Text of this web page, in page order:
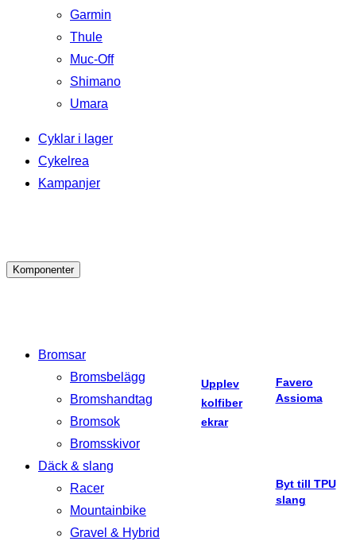
Garmin
Thule
Muc-Off
Shimano
Umara
Cyklar i lager
Cykelrea
Kampanjer
Komponenter
Bromsar
Bromsbelägg
Bromshandtag
Bromsok
Bromsskivor
Däck & slang
Racer
Mountainbike
Gravel & Hybrid
Upplev
kolfiber
ekrar
Favero
Assioma
Byt till TPU
slang